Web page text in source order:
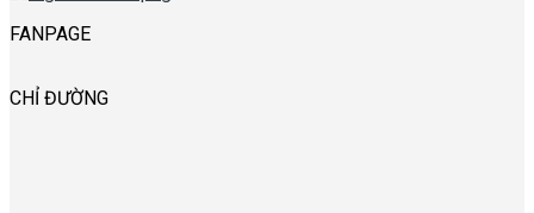
FANPAGE
CHỈ ĐƯỜNG